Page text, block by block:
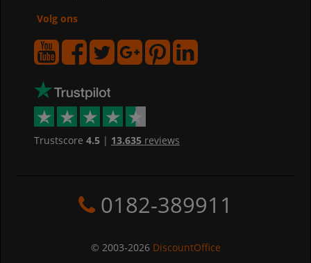
Volg ons
Trustscore 4.5| 13.635reviews
0182-389911
© 2003-2026 DiscountOffice